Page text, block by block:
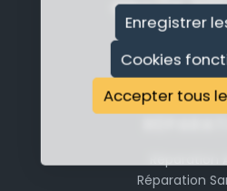
Enregistrer
Cookies
Accepter tous
Réparation